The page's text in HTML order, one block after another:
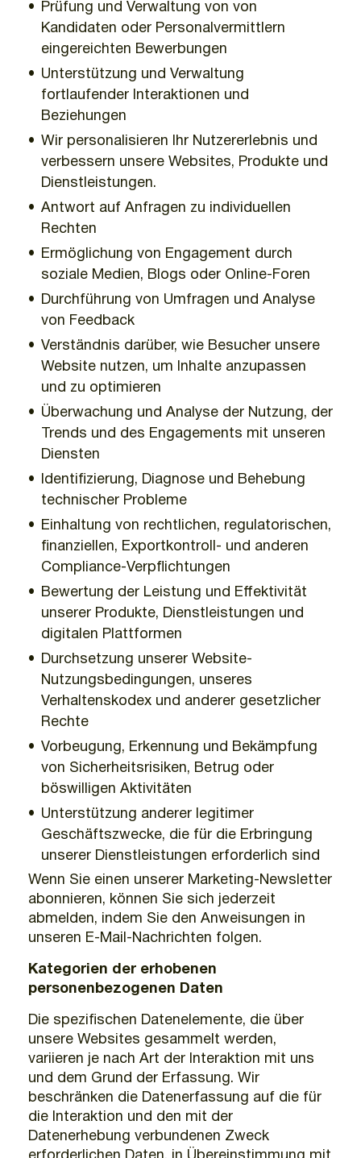
Prüfung und Verwaltung von von
Kandidaten oder Personalvermittlern
eingereichten Bewerbungen
Unterstützung und Verwaltung
fortlaufender Interaktionen und
Beziehungen
Wir personalisieren Ihr Nutzererlebnis und
verbessern unsere Websites, Produkte und
Dienstleistungen.
Antwort auf Anfragen zu individuellen
Rechten
Ermöglichung von Engagement durch
soziale Medien, Blogs oder Online-Foren
Durchführung von Umfragen und Analyse
von Feedback
Verständnis darüber, wie Besucher unsere
Website nutzen, um Inhalte anzupassen
und zu optimieren
Überwachung und Analyse der Nutzung, der
Trends und des Engagements mit unseren
Diensten
Identifizierung, Diagnose und Behebung
technischer Probleme
Einhaltung von rechtlichen, regulatorischen,
finanziellen, Exportkontroll- und anderen
Compliance-Verpflichtungen
Bewertung der Leistung und Effektivität
unserer Produkte, Dienstleistungen und
digitalen Plattformen
Durchsetzung unserer Website-
Nutzungsbedingungen, unseres
Verhaltenskodex und anderer gesetzlicher
Rechte
Vorbeugung, Erkennung und Bekämpfung
von Sicherheitsrisiken, Betrug oder
böswilligen Aktivitäten
Unterstützung anderer legitimer
Geschäftszwecke, die für die Erbringung
unserer Dienstleistungen erforderlich sind
Wenn Sie einen unserer Marketing-Newsletter
abonnieren, können Sie sich jederzeit
abmelden, indem Sie den Anweisungen in
unseren E-Mail-Nachrichten folgen.
Kategorien der erhobenen
personenbezogenen Daten
Die spezifischen Datenelemente, die über
unsere Websites gesammelt werden,
variieren je nach Art der Interaktion mit uns
und dem Grund der Erfassung. Wir
beschränken die Datenerfassung auf die für
die Interaktion und den mit der
Datenerhebung verbundenen Zweck